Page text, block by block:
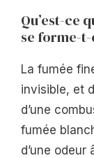
Qu’est-ce
se forme-t-
La fumée
invisible, et
d’une
fumée
d’une